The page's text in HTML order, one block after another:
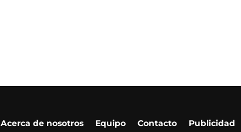
Acerca de nosotros Equipo Contacto Publicidad